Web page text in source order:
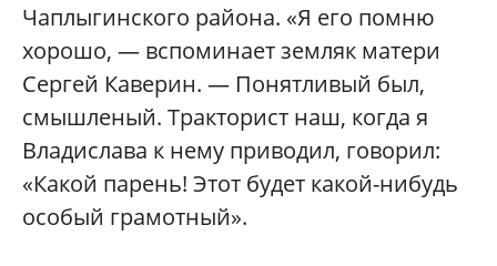
Чаплыгинского района. «Я его помню
хорошо, — вспоминает земляк матери
Сергей Каверин. — Понятливый был,
смышленый. Тракторист наш, когда я
Владислава к нему приводил, говорил:
«Какой парень! Этот будет какой-нибудь
особый грамотный».